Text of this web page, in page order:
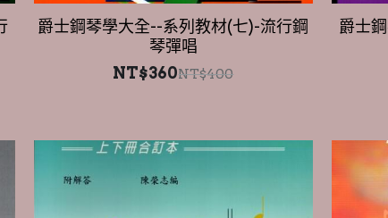
琴彈唱
NT$360NT$400